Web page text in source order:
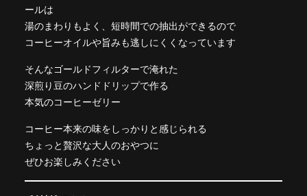
ールは
湯のまわりもよく、短時間での抽出ができるので
コーヒーオイルや旨みも逃しにくくなっています
そんなゴールドフィルターで淹れた
深煎り豆のハンドドリップで作る
本気のコーヒーゼリー
コーヒー本来の味をしっかりと感じられる
ちょっと贅沢な大人のおやつに
ぜひお楽しみください